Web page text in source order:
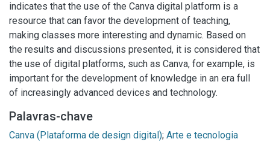
indicates that the use of the Canva digital platform is a
resource that can favor the development of teaching,
making classes more interesting and dynamic. Based on
the results and discussions presented, it is considered that
the use of digital platforms, such as Canva, for example, is
important for the development of knowledge in an era full
of increasingly advanced devices and technology.
Palavras-chave
Canva (Plataforma de design digital); Arte e tecnologia